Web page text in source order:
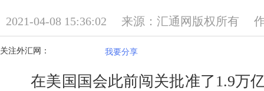
2021-04-08 15:36:02 来源：汇通网版权所有
关注外汇网： 我要分享
在美国国会此前闯关批准了1.9万